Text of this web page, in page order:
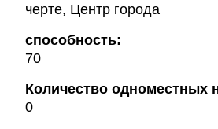
черте, Центр города
способность:
70
Количество одноместных
0